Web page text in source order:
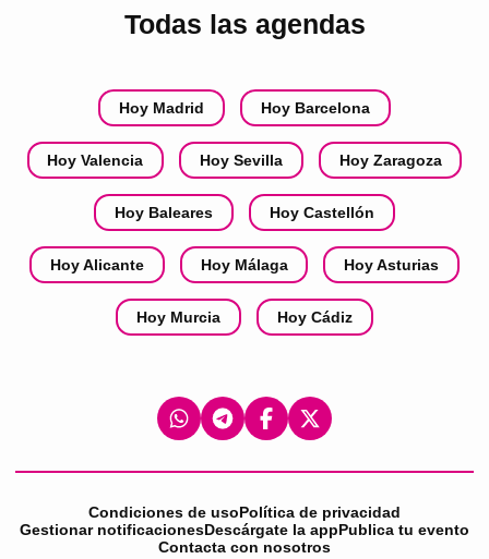
Todas las agendas
Hoy Madrid Hoy Barcelona
Hoy Valencia Hoy Sevilla Hoy Zaragoza
Hoy Baleares Hoy Castellón
Hoy Alicante Hoy Málaga Hoy Asturias
Hoy Murcia Hoy Cádiz
Condiciones de usoPolítica de privacidad
Gestionar notificacionesDescárgate la appPublica tu evento
Contacta con nosotros